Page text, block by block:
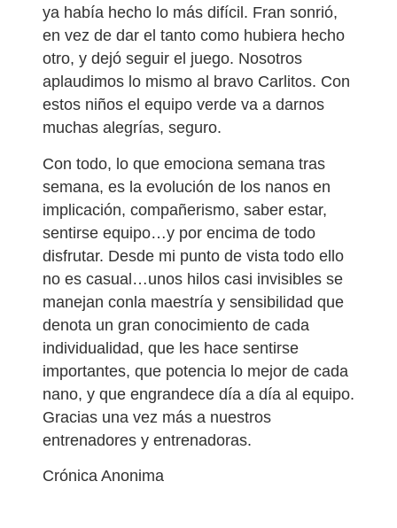
ya había hecho lo más difícil. Fran sonrió,
en vez de dar el tanto como hubiera hecho
otro, y dejó seguir el juego. Nosotros
aplaudimos lo mismo al bravo Carlitos. Con
estos niños el equipo verde va a darnos
muchas alegrías, seguro.
Con todo, lo que emociona semana tras
semana, es la evolución de los nanos en
implicación, compañerismo, saber estar,
sentirse equipo…y por encima de todo
disfrutar. Desde mi punto de vista todo ello
no es casual…unos hilos casi invisibles se
manejan conla maestría y sensibilidad que
denota un gran conocimiento de cada
individualidad, que les hace sentirse
importantes, que potencia lo mejor de cada
nano, y que engrandece día a día al equipo.
Gracias una vez más a nuestros
entrenadores y entrenadoras.
Crónica Anonima